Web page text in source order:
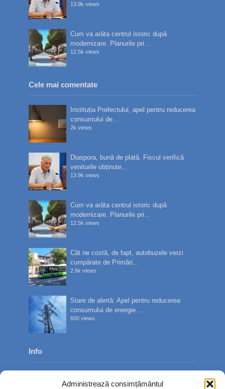
Administrează consimțământul
13.9k views
Cum va arăta centrul istoric după
modernizare. Planurile pri...
12.5k views
Cele mai comentate
Instituția Prefectului, apel pentru reducerea
consumului de...
2k views
Diaspora, bună de plată. Fiscul verifică
veniturile obținute...
13.9k views
Cum va arăta centrul istoric după
modernizare. Planurile pri...
12.5k views
Cât ne costă, de fapt, autobuzele verzi
cumpărate de Primări...
2.6k views
Stare de alertă: Apel pentru reducerea
consumului de energie...
600 views
Info